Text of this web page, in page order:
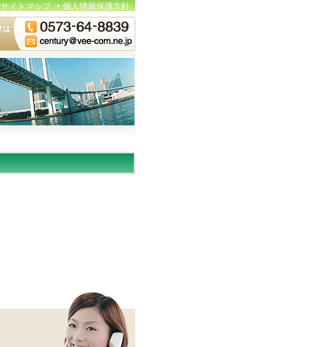
個人情報保護方針
サイトマップ